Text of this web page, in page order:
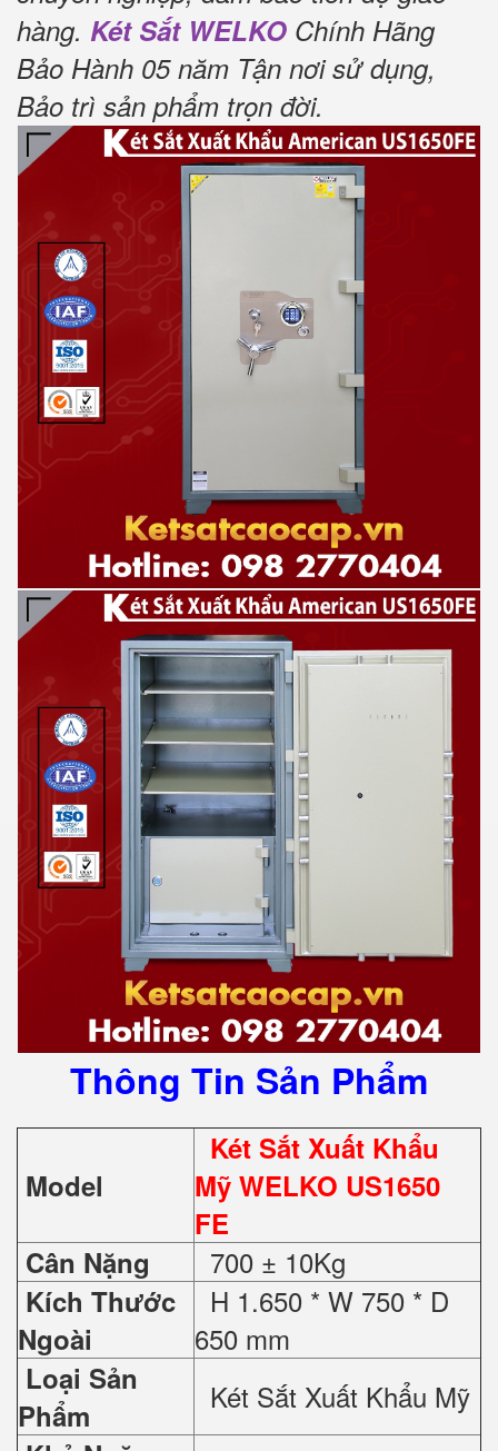
hàng. Két Sắt WELKO Chính Hãng
Bảo Hành 05 năm Tận nơi sử dụng,
Bảo trì sản phẩm trọn đời.
Thông Tin Sản Phẩm
Model
Két Sắt Xuất Khẩu
Mỹ WELKO US1650
FE
Cân Nặng
700 ± 10Kg
Kích Thước
Ngoài
H 1.650 * W 750 * D
650 mm
Loại Sản
Phẩm
Két Sắt Xuất Khẩu Mỹ